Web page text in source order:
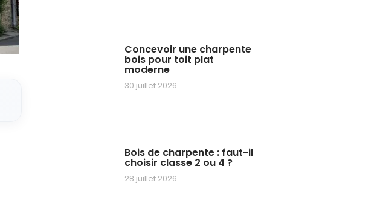
Concevoir une charpente
bois pour toit plat
moderne
30 juillet 2026
Bois de charpente : faut-il
choisir classe 2 ou 4 ?
28 juillet 2026